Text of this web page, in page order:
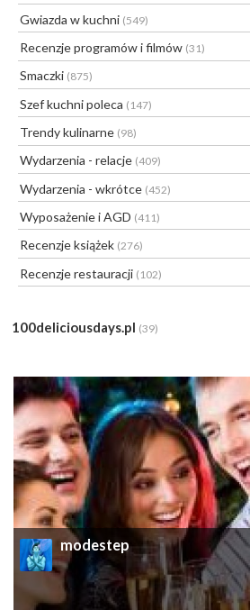
Gwiazda w kuchni (549)
Recenzje programów i filmów (31)
Smaczki (875)
Szef kuchni poleca (147)
Trendy kulinarne (98)
Wydarzenia - relacje (409)
Wydarzenia - wkrótce (452)
Wyposażenie i AGD (411)
Recenzje książek (276)
Recenzje restauracji (102)
100deliciousdays.pl (39)
modestep